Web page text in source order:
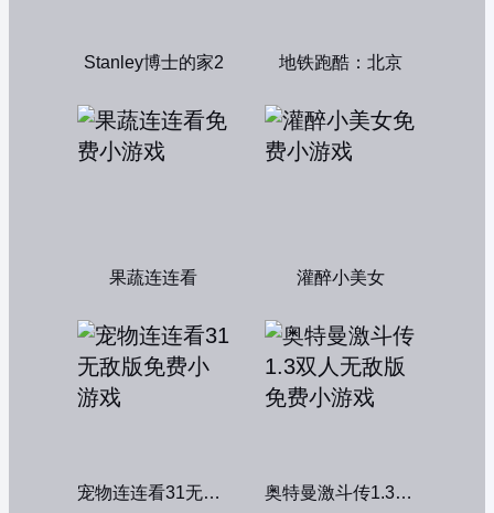
Stanley博士的家2 地铁跑酷：北京
果蔬连连看 灌醉小美女
宠物连连看31无敌版 奥特曼激斗传1.3双人无敌版